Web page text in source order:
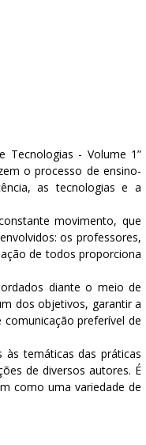
Tecnologias - Volume 1”
o processo de ensino-
as tecnologias e a
movimento, que
os professores,
de todos proporciona
diante o meio de
dos objetivos, garantir a
preferível de
às temáticas das práticas
de diversos autores. É
como uma variedade de